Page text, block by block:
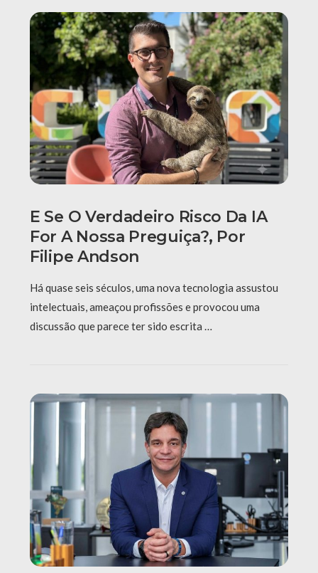
E Se O Verdadeiro Risco Da IA
For A Nossa Preguiça?, Por
Filipe Andson
Há quase seis séculos, uma nova tecnologia assustou
intelectuais, ameaçou profissões e provocou uma
discussão que parece ter sido escrita …